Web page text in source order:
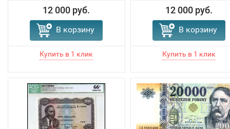
12 000 руб.
В корзину
12 000 руб.
В корзину